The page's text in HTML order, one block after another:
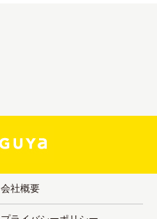
会社概要